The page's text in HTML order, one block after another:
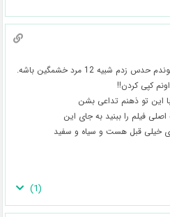
شبیه 12 مرد خشمگین باشه.
کپی کردن!!
این تو ذهنم تداعی بشن
فیلم را ببنید به جای این
خیلی قبل هست و سیاه و سفید
(
1
)